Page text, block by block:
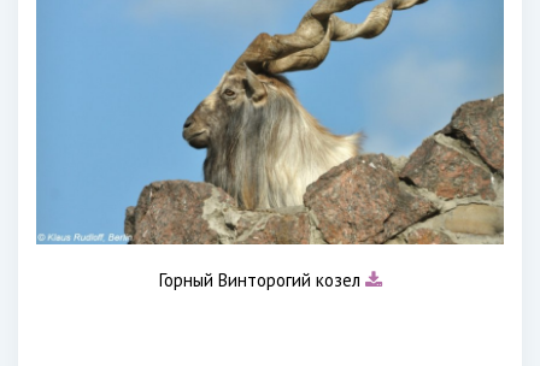
Горный Винторогий козел